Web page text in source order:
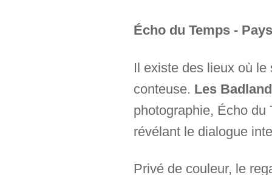
Écho du Temps -
Il existe des lieux où
conteuse. Les
photographie, Écho du
révélant le dialogue
Privé de couleur, le